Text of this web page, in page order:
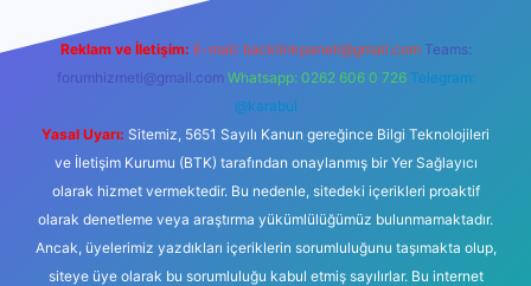
Reklam ve İletişim: E-mail: backlinkpaneli@gmail.com Teams:
forumhizmeti@gmail.com Whatsapp: 0262 606 0 726 Telegram:
@karabul
Yasal Uyarı: Sitemiz, 5651 Sayılı Kanun gereğince Bilgi Teknolojileri
ve İletişim Kurumu (BTK) tarafından onaylanmış bir Yer Sağlayıcı
olarak hizmet vermektedir. Bu nedenle, sitedeki içerikleri proaktif
olarak denetleme veya araştırma yükümlülüğümüz bulunmamaktadır.
Ancak, üyelerimiz yazdıkları içeriklerin sorumluluğunu taşımakta olup,
siteye üye olarak bu sorumluluğu kabul etmiş sayılırlar. Bu internet